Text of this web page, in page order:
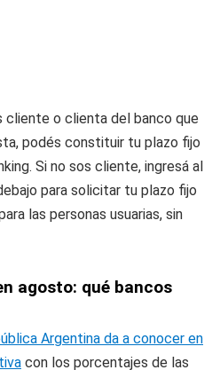
cliente o clienta del banco que
podés constituir tu plazo fijo
Si no sos cliente, ingresá al
para solicitar tu plazo fijo
las personas usuarias, sin
agosto: qué bancos
Argentina da a conocer en
con los porcentajes de las